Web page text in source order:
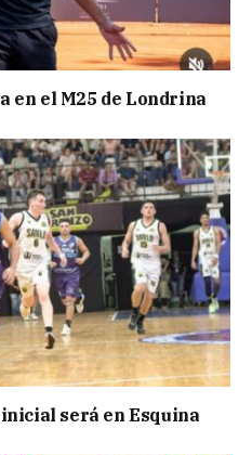
en el M25 de Londrina
será en Esquina